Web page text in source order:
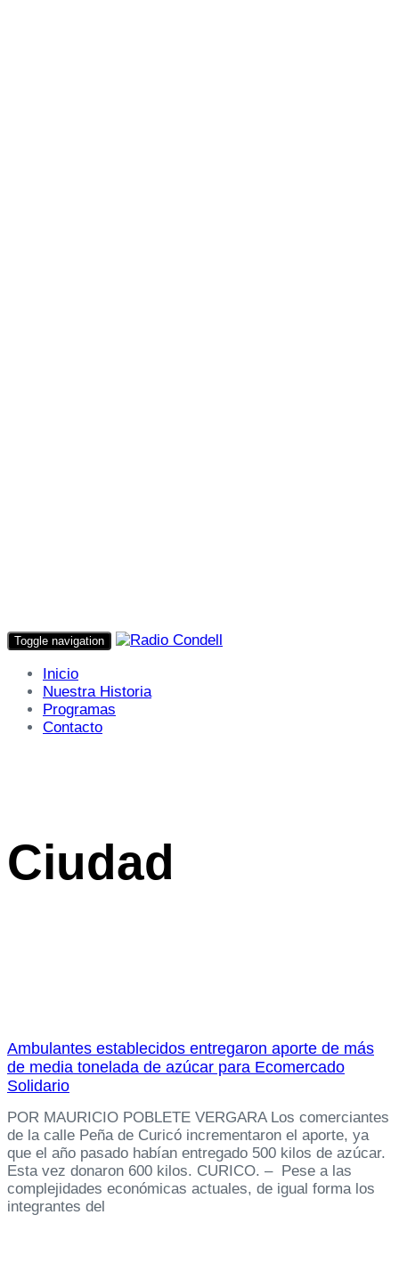
Toggle navigation
Inicio
Nuestra Historia
Programas
Contacto
Ciudad
Ambulantes establecidos entregaron aporte de más
de media tonelada de azúcar para Ecomercado
Solidario
POR MAURICIO POBLETE VERGARA Los comerciantes
de la calle Peña de Curicó incrementaron el aporte, ya
que el año pasado habían entregado 500 kilos de azúcar.
Esta vez donaron 600 kilos. CURICO. – Pese a las
complejidades económicas actuales, de igual forma los
integrantes del